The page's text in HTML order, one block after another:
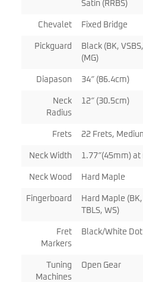
Satin (RRBS)
Chevalet Fixed Bridge
Pickguard
Black (BK,
(MG)
Diapason 34″ (86.4cm)
Neck
Radius
12″ (30.5cm)
Frets 22 Frets,
Neck Width 1.77″(45mm) at
Neck Wood Hard Maple
Fingerboard
Hard Maple
TBLS, WS)
Fret
Markers
Black/White
Tuning
Machines
Open Gear